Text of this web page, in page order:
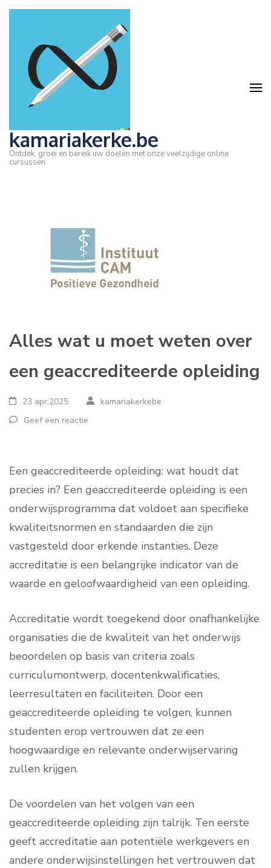
Ga
Enter)
kamariakerke.be
Ontdek, groei en bereik uw doelen met onze veelzijdige online
cursussen.
Alles wat u moet weten over
een geaccrediteerde opleiding
23 apr,2025
kamariakerkebe
Geef een reactie
Een geaccrediteerde opleiding: wat houdt dat
precies in? Een geaccrediteerde opleiding is een
onderwijsprogramma dat voldoet aan specifieke
kwaliteitsnormen en standaarden die zijn
vastgesteld door erkende instanties. Deze
accreditatie is een belangrijke indicator van de
waarde en geloofwaardigheid van een opleiding.
Accreditatie wordt toegekend door onafhankelijke
organisaties die de kwaliteit van het onderwijs
beoordelen op basis van criteria zoals
curriculumontwerp, docentenkwalificaties,
leerresultaten en faciliteiten. Door een
geaccrediteerde opleiding te volgen, kunnen
studenten erop vertrouwen dat ze een
hoogwaardige en relevante onderwijservaring
zullen krijgen.
De voordelen van het volgen van een
geaccrediteerde opleiding zijn talrijk. Ten eerste
geeft accreditatie aan potentiële werkgevers en
andere onderwijsinstellingen het vertrouwen dat